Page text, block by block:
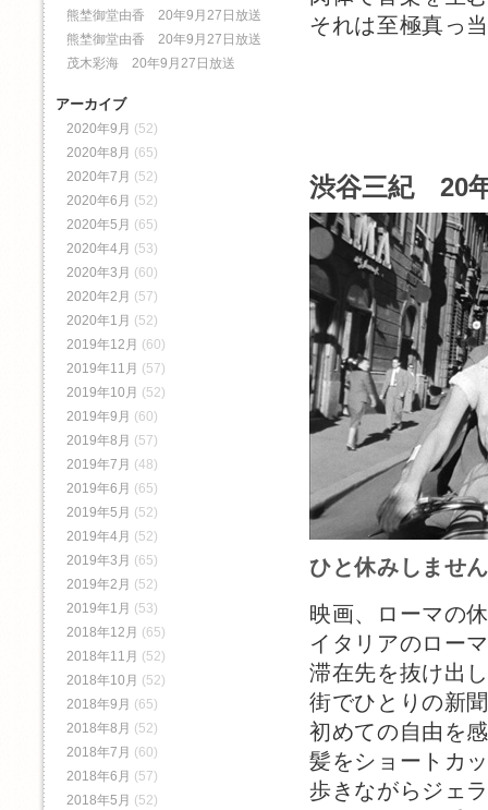
それは至極真っ
渋谷三紀 20
ひと休みしませ
映画、ローマの
イタリアのロー
滞在先を抜け出
街でひとりの新
初めての自由を
髪をショートカ
歩きながらジェ
熊埜御堂由香 20年9月27日放送
熊埜御堂由香 20年9月27日放送
茂木彩海 20年9月27日放送
アーカイブ
2020年9月 (52)
2020年8月 (65)
2020年7月 (52)
2020年6月 (52)
2020年5月 (65)
2020年4月 (53)
2020年3月 (60)
2020年2月 (57)
2020年1月 (52)
2019年12月 (60)
2019年11月 (57)
2019年10月 (52)
2019年9月 (60)
2019年8月 (57)
2019年7月 (48)
2019年6月 (65)
2019年5月 (52)
2019年4月 (52)
2019年3月 (65)
2019年2月 (52)
2019年1月 (53)
2018年12月 (65)
2018年11月 (52)
2018年10月 (52)
2018年9月 (65)
2018年8月 (52)
2018年7月 (60)
2018年6月 (57)
2018年5月 (52)